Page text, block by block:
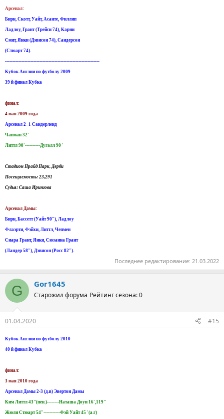
Арсенал:
Бирн, Скотт, Уайт, Асанте, Филлип
Ладлоу, Грант (Трейси 74), Карни
Смит, Янки (Дэвисон 74), Сандерсон
(Стюарт 74).
---------------------------------------------------------------
Кубок Англии по футболу 2009
39 й финал Кубка
финал:
4 мая 2009 года
Арсенал 2–1 Сандерленд
Чапман 32'
Литтл 90'----------Дугалл 90 '
Стадион Прайд Парк, Дерби
Посещаемость: 23,291
Судья: Саша Ирингова
Арсенал Дамы:
Бирн, Бассетт (Уайт 90"), Ладлоу
Флаэрти, Фэйхи, Литтл, Чепмен
Сиара Грант, Янки, Сюзанна Грант
(Ландер 58"), Дэвисон (Росс 82").
Последнее редактирование: 21.03.2022
G Gor1645
Старожил форума Рейтинг сезона: 0
01.04.2020 #15
Кубок Англии по футболу 2010
40 й финал Кубка
финал:
3 мая 2010 года
Арсенал Дамы 2-3 (д.в) Эвертон Дамы
Ким Литтл 43"(пен.)--------Наташа Доуи 16',119"
Жюли Стюарт 54"-----------Фэй Уайт 45 '(а.г)